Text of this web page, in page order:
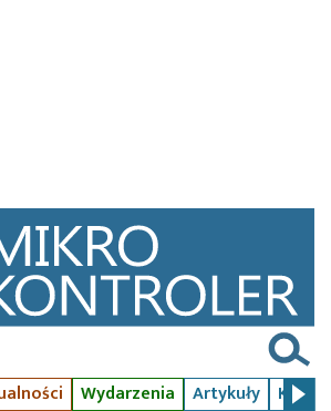
Wydarzenia Artykuły Kursy